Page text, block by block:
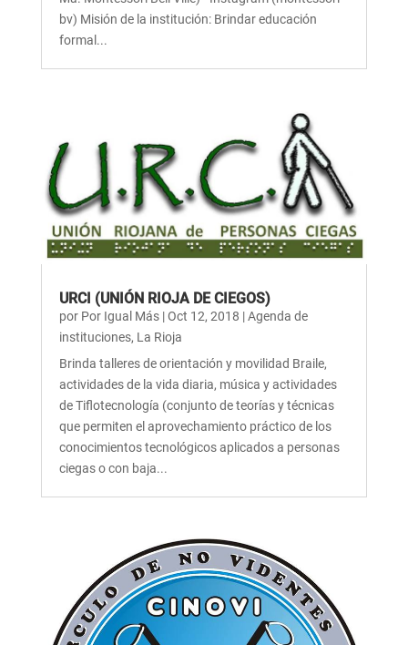
bv) Misión de la institución: Brindar educación
formal...
URCI (UNIÓN RIOJA DE CIEGOS)
por Por Igual Más|Oct 12, 2018 |Agenda de
instituciones, La Rioja
Brinda talleres de orientación y movilidad Braile,
actividades de la vida diaria, música y actividades
de Tiflotecnología (conjunto de teorías y técnicas
que permiten el aprovechamiento práctico de los
conocimientos tecnológicos aplicados a personas
ciegas o con baja...